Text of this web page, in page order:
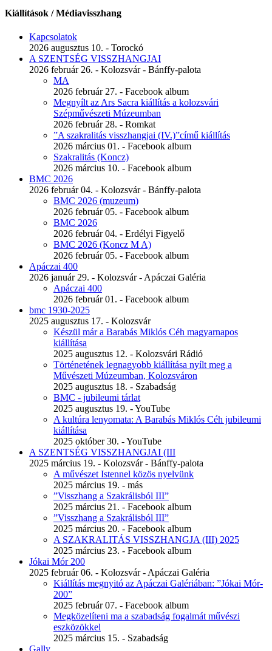
Kiállítások / Médiavisszhang
Kapcsolatok
2026 augusztus 10. - Torockó
A SZENTSÉG VISSZHANGJAI
2026 február 26. - Kolozsvár - Bánffy-palota
MA
2026 február 27. - Facebook album
Megnyílt az Ars Sacra kiállítás a kolozsvári
Szépművészeti Múzeumban
2026 február 28. - Romkat
”A szakralitás visszhangjai (IV.)”című kiállítás
2026 március 01. - Facebook album
Szakralitás (Koncz)
2026 március 10. - Facebook album
BMC 2026
2026 február 04. - Kolozsvár - Bánffy-palota
BMC 2026 (muzeum)
2026 február 05. - Facebook album
BMC 2026
2026 február 04. - Erdélyi Figyelő
BMC 2026 (Koncz M A)
2026 február 05. - Facebook album
Apáczai 400
2026 január 29. - Kolozsvár - Apáczai Galéria
Apáczai 400
2026 február 01. - Facebook album
bmc 1930-2025
2025 augusztus 17. - Kolozsvár
Készül már a Barabás Miklós Céh magyarnapos
kiállítása
2025 augusztus 12. - Kolozsvári Rádió
Történetének legnagyobb kiállítása nyílt meg a
Művészeti Múzeumban, Kolozsváron
2025 augusztus 18. - Szabadság
BMC - jubileumi tárlat
2025 augusztus 19. - YouTube
A kultúra lenyomata: A Barabás Miklós Céh jubileumi
kiállítása
2025 október 30. - YouTube
A SZENTSÉG VISSZHANGJAI (III
2025 március 19. - Kolozsvár - Bánffy-palota
A művészet Istennel közös nyelvünk
2025 március 19. - más
”Visszhang a Szakrálisból III”
2025 március 21. - Facebook album
”Visszhang a Szakrálisból III”
2025 március 20. - Facebook album
A SZAKRALITÁS VISSZHANGJA (III) 2025
2025 március 23. - Facebook album
Jókai Mór 200
2025 február 06. - Kolozsvár - Apáczai Galéria
Kiállítás megnyitó az Apáczai Galériában: ”Jókai Mór-
200”
2025 február 07. - Facebook album
Megközelíteni ma a szabadság fogalmát művészi
eszközökkel
2025 március 15. - Szabadság
Gally